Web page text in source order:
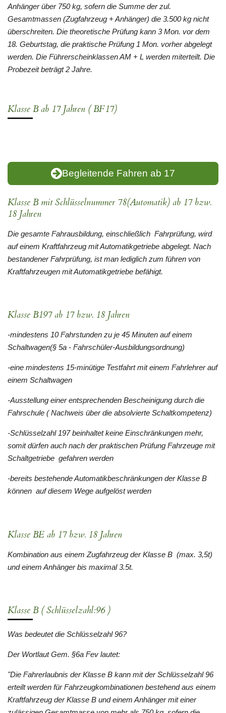
Anhänger über 750 kg, sofern die Summe der zul.
Gesamtmassen (Zugfahrzeug + Anhänger) die 3.500 kg nicht
überschreiten. Die theoretische Prüfung kann 3 Mon. vor dem
18. Geburtstag, die praktische Prüfung 1 Mon. vorher abgelegt
werden. Die Führerscheinklassen AM + L werden miterteilt. Die
Probezeit beträgt 2 Jahre.
Klasse B ab 17 Jahren ( BF17)
Begleitende Fahren ab 17
Klasse B mit Schlüsselnummer 78(Automatik) ab 17 bzw.
18 Jahren
Die gesamte Fahrausbildung, einschließlich Fahrprüfung, wird
auf einem Kraftfahrzeug mit Automatikgetriebe abgelegt. Nach
bestandener Fahrprüfung, ist man lediglich zum führen von
Kraftfahrzeugen mit Automatikgetriebe befähigt.
Klasse B197 ab 17 bzw. 18 Jahren
-mindestens 10 Fahrstunden zu je 45 Minuten auf einem
Schaltwagen(§ 5a - Fahrschüler-Ausbildungsordnung)
-eine mindestens 15-minütige Testfahrt mit einem Fahrlehrer auf
einem Schaltwagen
-Ausstellung einer entsprechenden Bescheinigung durch die
Fahrschule ( Nachweis über die absolvierte Schaltkompetenz)
-Schlüsselzahl 197 beinhaltet keine Einschränkungen mehr,
somit dürfen auch nach der praktischen Prüfung Fahrzeuge mit
Schaltgetriebe gefahren werden
-bereits bestehende Automatikbeschränkungen der Klasse B
können auf diesem Wege aufgelöst werden
Klasse BE ab 17 bzw. 18 Jahren
Kombination aus einem Zugfahrzeug der Klasse B (max. 3,5t)
und einem Anhänger bis maximal 3.5t.
Klasse B ( Schlüsselzahl:96 )
Was bedeutet die Schlüsselzahl 96?
Der Wortlaut Gem. §6a Fev lautet:
"Die Fahrerlaubnis der Klasse B kann mit der Schlüsselzahl 96
erteilt werden für Fahrzeugkombinationen bestehend aus einem
Kraftfahrzeug der Klasse B und einem Anhänger mit einer